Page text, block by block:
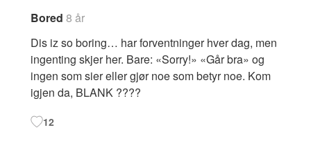
Bored 8 år
Dis iz so boring… har forventninger hver dag, men
ingenting skjer her. Bare: «Sorry!» «Går bra» og
ingen som sier eller gjør noe som betyr noe. Kom
igjen da, BLANK ????
12